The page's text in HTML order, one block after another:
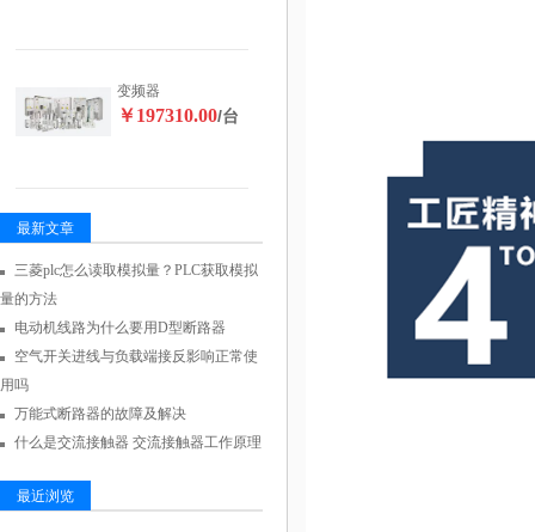
变频器
￥197310.00/台
最新文章
三菱plc怎么读取模拟量？PLC获取模拟
量的方法
电动机线路为什么要用D型断路器
空气开关进线与负载端接反影响正常使
用吗
万能式断路器的故障及解决
什么是交流接触器 交流接触器工作原理
最近浏览